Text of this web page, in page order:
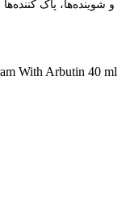
With Arbutin 40 ml